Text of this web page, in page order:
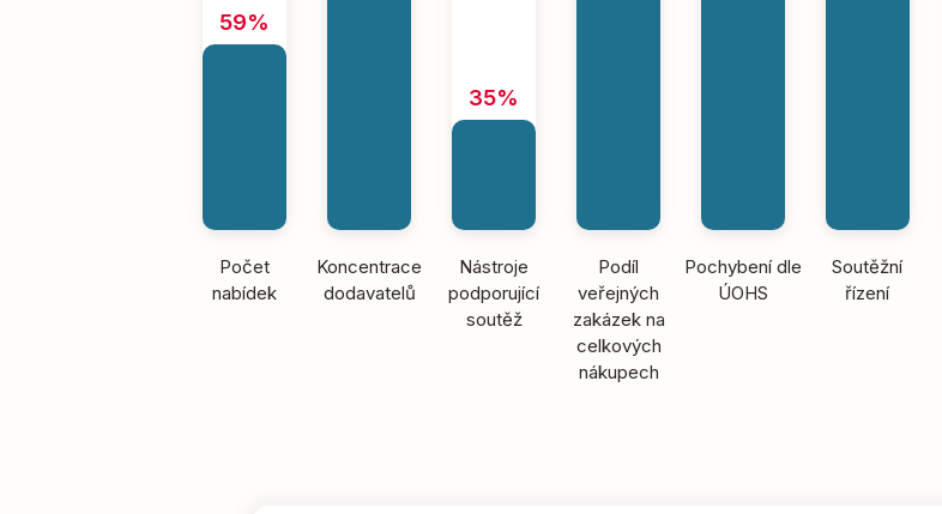
59%
Počet
nabídek
Koncentrace
dodavatelů
35%
Nástroje
podporující
soutěž
Podíl
veřejných
zakázek na
celkových
nákupech
Pochybení dle
ÚOHS
Soutěžní
řízení